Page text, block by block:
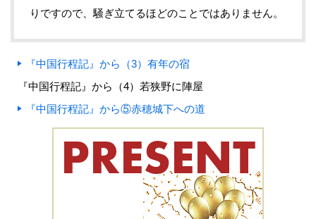
りですので、騒ぎ立てるほどのことではありません。
『中国行程記』から（3）有年の宿
『中国行程記』から（4）若狭野に陣屋
『中国行程記』から⑤赤穂城下への道